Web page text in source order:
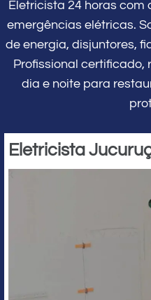
Eletricista 24 horas
emergências elétricas.
de energia, disjuntores,
Profissional certificado,
dia e noite para
Eletricista